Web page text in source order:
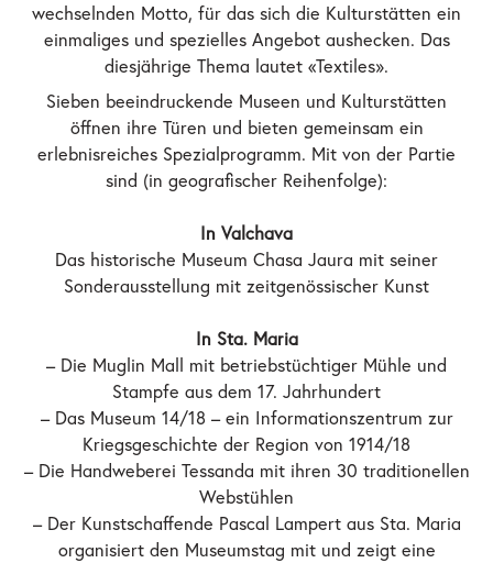
wechselnden Motto, für das sich die Kulturstätten ein
einmaliges und spezielles Angebot aushecken. Das
diesjährige Thema lautet «Textiles».
Sieben beeindruckende Museen und Kulturstätten
öffnen ihre Türen und bieten gemeinsam ein
erlebnisreiches Spezialprogramm. Mit von der Partie
sind (in geografischer Reihenfolge):
In Valchava
Das historische Museum Chasa Jaura mit seiner
Sonderausstellung mit zeitgenössischer Kunst
In Sta. Maria
– Die Muglin Mall mit betriebstüchtiger Mühle und
Stampfe aus dem 17. Jahrhundert
– Das Museum 14/18 – ein Informationszentrum zur
Kriegsgeschichte der Region von 1914/18
– Die Handweberei Tessanda mit ihren 30 traditionellen
Webstühlen
– Der Kunstschaffende Pascal Lampert aus Sta. Maria
organisiert den Museumstag mit und zeigt eine